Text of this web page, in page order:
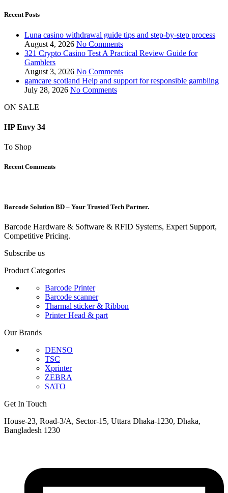
Recent Posts
Luna casino withdrawal guide tips and step-by-step process
August 4, 2026 No Comments
321 Crypto Casino Test A Practical Review Guide for
Gamblers
August 3, 2026 No Comments
gamcare scotland Help and support for responsible gambling
July 28, 2026 No Comments
ON SALE
HP Envy 34
To Shop
Recent Comments
Barcode Solution BD – Your Trusted Tech Partner.
Barcode Hardware & Software & RFID Systems, Expert Support,
Competitive Pricing.
Subscribe us
Product Categories
Barcode Printer
Barcode scanner
Tharmal sticker & Ribbon
Printer Head & part
Our Brands
DENSO
TSC
Xprinter
ZEBRA
SATO
Get In Touch
House-23, Road-3/A, Sector-15, Uttara Dhaka-1230, Dhaka,
Bangladesh 1230